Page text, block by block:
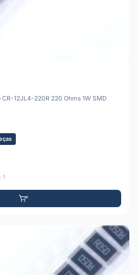
12JL4-220R 220 Ohms 1W SMD
1